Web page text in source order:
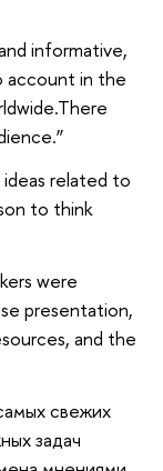
informative,
account in the
related to
to think
were
presentation,
and the
свежих
задач